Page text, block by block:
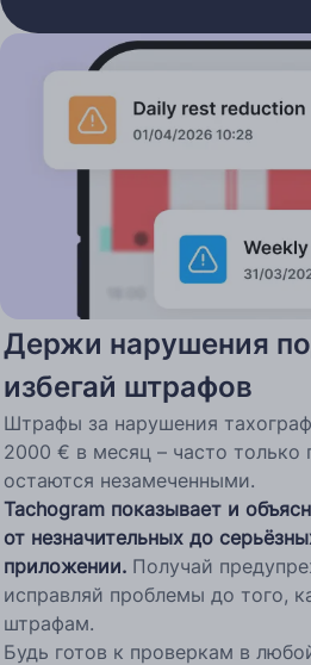
Держи нарушения
избегай штрафов
Штрафы за нарушения
2000 € в месяц – часто только
остаются незамеченными.
Tachogram показывает и
от незначительных до
приложении. Получай
исправляй проблемы до того,
штрафам.
Будь готов к проверкам в